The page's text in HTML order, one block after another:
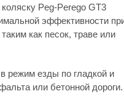
Peg-Perego GT3
эффективности
как песок, траве или
режим езды по гладкой и
или бетонной дороги.